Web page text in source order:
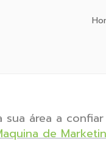
sua área a
de